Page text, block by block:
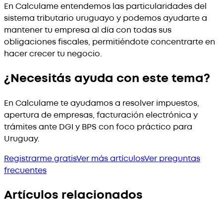
En Calculame entendemos las particularidades del
sistema tributario uruguayo y podemos ayudarte a
mantener tu empresa al día con todas sus
obligaciones fiscales, permitiéndote concentrarte en
hacer crecer tu negocio.
¿Necesitás ayuda con este tema?
En Calculame te ayudamos a resolver impuestos,
apertura de empresas, facturación electrónica y
trámites ante DGI y BPS con foco práctico para
Uruguay.
Registrarme gratisVer más artículosVer preguntas
frecuentes
Artículos relacionados